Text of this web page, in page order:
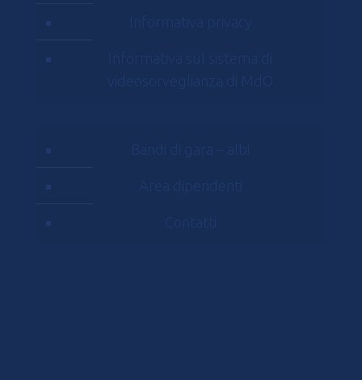
Informativa privacy
Informativa sul sistema di
videosorveglianza di MdO
Bandi di gara – albi
Area dipendenti
Contatti